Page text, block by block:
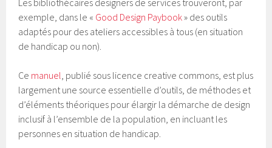
Les bibliothécaires designers de services trouveront, par
exemple, dans le « Good Design Paybook» des outils
adaptés pour des ateliers accessibles à tous (en situation
de handicap ou non).
Ce manuel, publié sous licence creative commons, est plus
largement une source essentielle d’outils, de méthodes et
d’éléments théoriques pour élargir la démarche de design
inclusif à l’ensemble de la population, en incluant les
personnes en situation de handicap.